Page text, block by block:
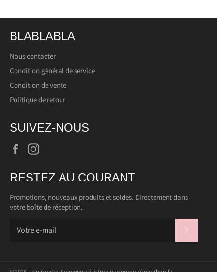
BLABLABLA
Nous contacter
Condition général de service
Condition de vente
Politique de retour
SUIVEZ-NOUS
Facebook
RESTEZ AU COURANT
Promotions, nouveaux produits et soldes. Directement dans
votre boîte de réception.